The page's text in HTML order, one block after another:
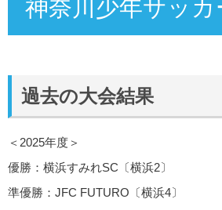
神奈川少年サッカ
過去の大会結果
＜2025年度＞
優勝：横浜すみれSC〔横浜2〕
準優勝：JFC FUTURO〔横浜4〕